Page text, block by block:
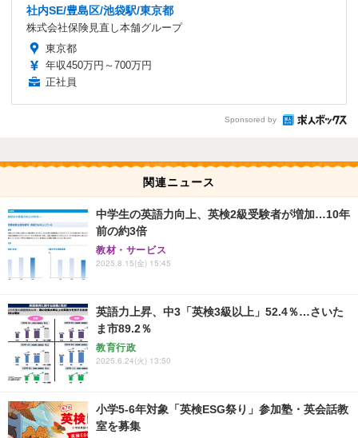
社内SE/豊島区/池袋駅/東京都
株式会社保険見直し本舗グループ
東京都
年収450万円～700万円
正社員
Sponsored by
関連ニュース
中学生の英語力向上、英検2級受験者が増加…10年
前の約3倍
教材・サービス
2025.8.15(金) 15:45
英語力上昇、中3「英検3級以上」52.4％…さいた
ま市89.2％
教育行政
2025.6.24(火) 13:50
小学5-6年対象「英検ESG祭り」参加塾・英会話教
室を募集